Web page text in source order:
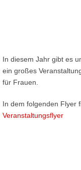
In diesem Jahr gibt es
ein großes
für Frauen.
In dem folgenden Flyer
Veranstaltungsflyer